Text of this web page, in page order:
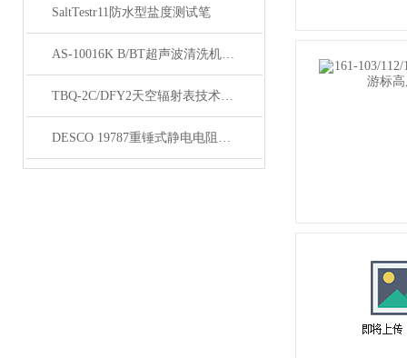
SaltTestr11防水型盐度测试笔
AS-10016K B/BT超声波清洗机技术参数
TBQ-2C/DFY2天空辐射表技术参数
DESCO 19787重锤式静电电阻测试仪技术参数